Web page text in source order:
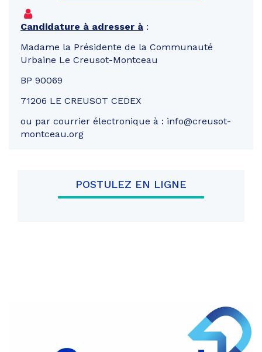
Candidature à adresser à :
Madame la Présidente de la Communauté
Urbaine Le Creusot-Montceau
BP 90069
71206 LE CREUSOT CEDEX
ou par courrier électronique à : info@creusot-
montceau.org
POSTULEZ EN LIGNE
Partager